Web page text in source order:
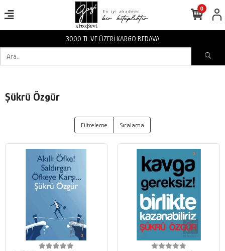
3000 TL VE ÜZERİ KARGO BEDAVA
0
Şükrü Özgür
Filtreleme Sıralama